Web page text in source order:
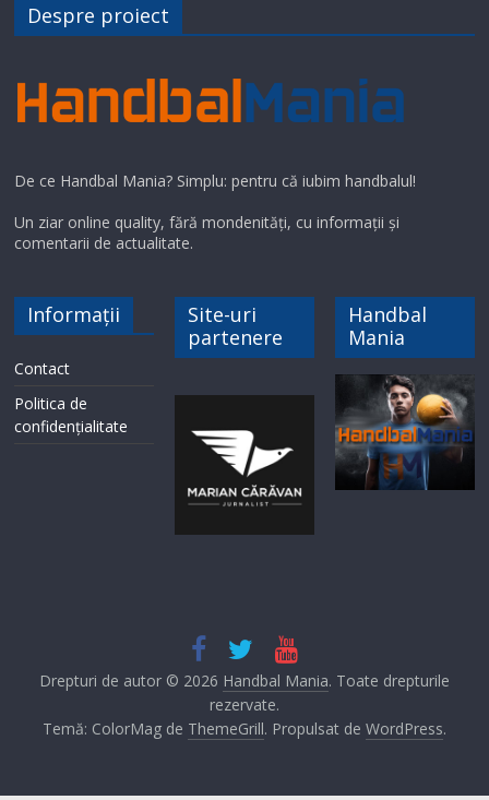
Despre proiect
De ce Handbal Mania? Simplu: pentru că iubim handbalul!
Un ziar online quality, fără mondenități, cu informații și
comentarii de actualitate.
Informații
Contact
Politica de
confidențialitate
Site-uri
partenere
Handbal
Mania
Drepturi de autor © 2026 Handbal Mania. Toate drepturile
rezervate.
Temă: ColorMag de ThemeGrill. Propulsat de WordPress.